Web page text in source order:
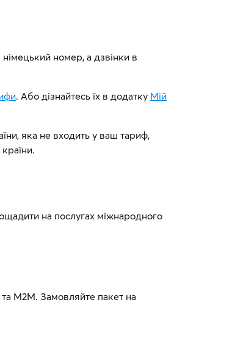
номер, а дзвінки в
. Або дізнайтесь їх в додатку Мій
яка не входить у ваш тариф,
на послугах міжнародного
та М2М. Замовляйте пакет на